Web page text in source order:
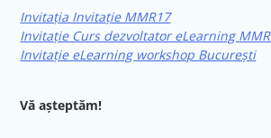
Invitația Invitație MMR17
Invitație Curs dezvoltator eLearning
Invitație eLearning workshop București
Vă așteptăm!